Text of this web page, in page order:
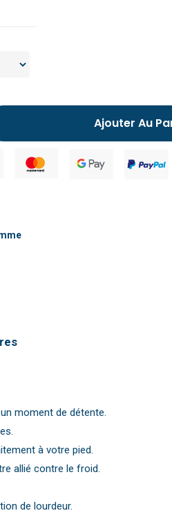
Ajouter Au
moment de détente.
à votre pied.
allié contre le froid.
de lourdeur.